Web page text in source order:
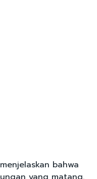
bahwa